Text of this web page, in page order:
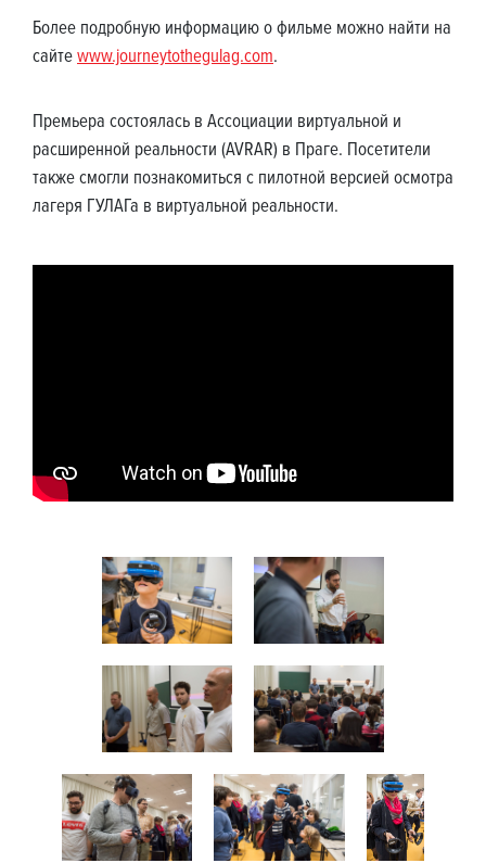
Более подробную информацию о фильме можно найти на
сайтеwww.journeytothegulag.com.
Премьера состоялась в Ассоциации виртуальной и
расширенной реальности (AVRAR) в Праге. Посетители
также смогли познакомиться с пилотной версией осмотра
лагеря ГУЛАГа в виртуальной реальности.